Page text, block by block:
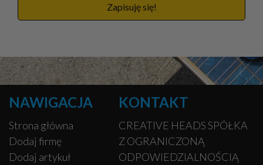
Zapisuję się!
NAWIGACJA
Strona główna
Dodaj firmę
Dodaj artykuł
KONTAKT
CREATIVE HEADS SPÓŁKA
Z OGRANICZONĄ
ODPOWIEDZIALNOŚCIĄ